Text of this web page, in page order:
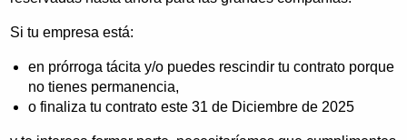
Si tu empresa está:
en prórroga tácita y/o puedes rescindir tu contrato porque
no tienes permanencia,
o finaliza tu contrato este 31 de Diciembre de 2025